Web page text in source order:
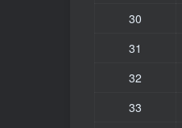
30
31
32
33